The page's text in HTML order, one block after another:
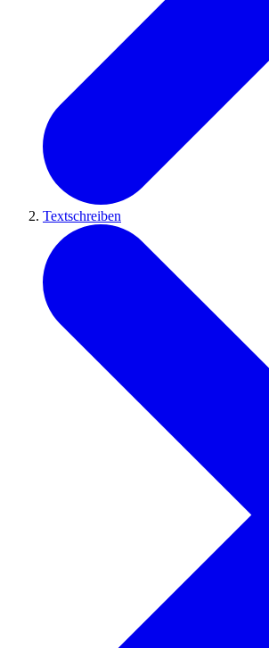
Textschreiben